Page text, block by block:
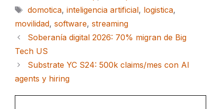
Etiquetas
domotica, inteligencia artificial, logistica,
movilidad, software, streaming
Soberanía digital 2026: 70% migran de Big
Tech US
Substrate YC S24: 500k claims/mes con AI
agents y hiring